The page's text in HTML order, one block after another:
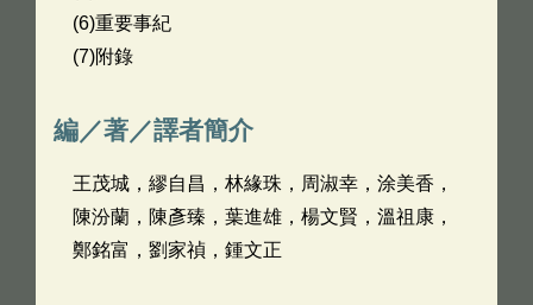
(6)重要事紀
(7)附錄
編／著／譯者簡介
王茂城，繆自昌，林緣珠，周淑幸，涂美香，
陳汾蘭，陳彥臻，葉進雄，楊文賢，溫祖康，
鄭銘富，劉家禎，鍾文正